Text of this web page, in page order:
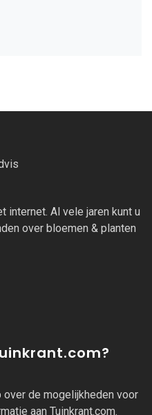
internet. Al vele jaren kunt u
over bloemen & planten
de mogelijkheden voor
aan Tuinkrant.com.